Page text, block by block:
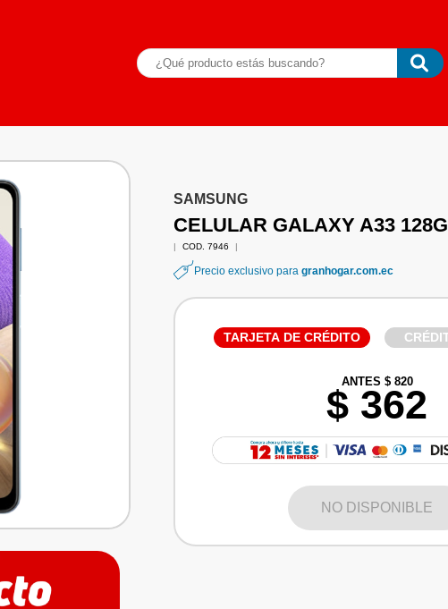
SAMSUNG
CELULAR GALAXY A33
| COD. 7946 |
Precio exclusivo para granhogar.com.ec
TARJETA DE CRÉDITO
ANTES $ 820
$ 362
NO DISPONIBLE